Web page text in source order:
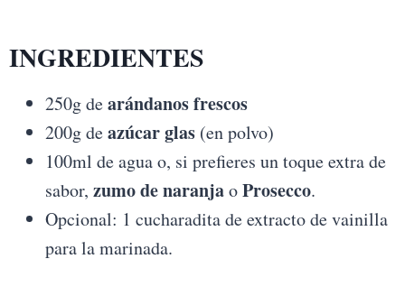
INGREDIENTES
250g dearándanos frescos
200g deazúcar glas(en polvo)
100ml de agua o, si prefieres un toque extra de
sabor, zumo de naranjaoProsecco.
Opcional: 1 cucharadita de extracto de vainilla
para la marinada.